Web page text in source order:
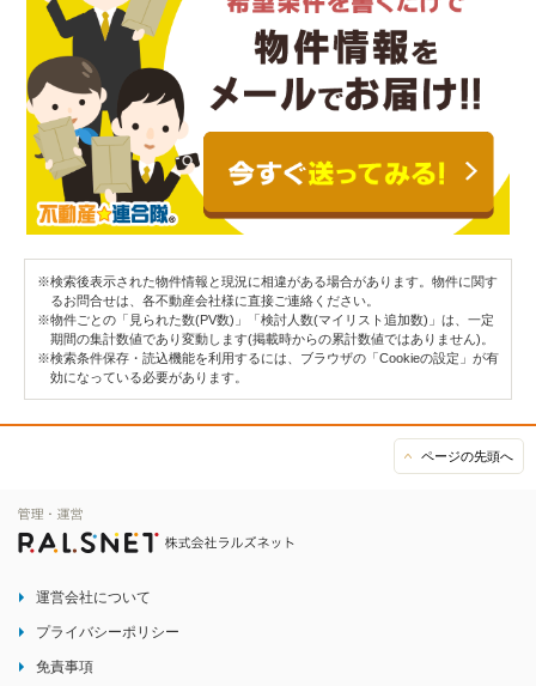
※検索後表示された物件情報と現況に相違がある場合があります。物件に関す
るお問合せは、各不動産会社様に直接ご連絡ください。
※物件ごとの「見られた数(PV数)」「検討人数(マイリスト追加数)」は、一定
期間の集計数値であり変動します(掲載時からの累計数値ではありません)。
※検索条件保存・読込機能を利用するには、ブラウザの「Cookieの設定」が有
効になっている必要があります。
ページの先頭へ
運営会社について
プライバシーポリシー
免責事項